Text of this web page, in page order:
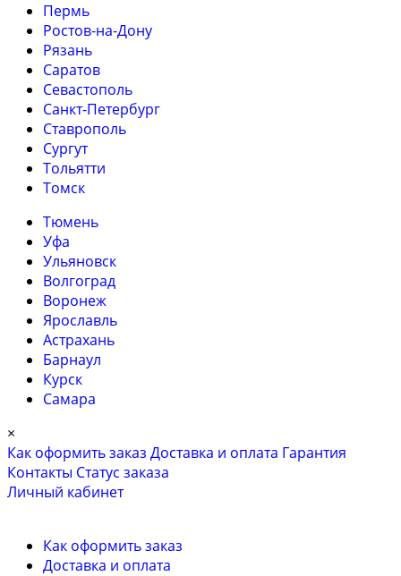
Пермь
Ростов-на-Дону
Рязань
Саратов
Севастополь
Санкт-Петербург
Ставрополь
Сургут
Тольятти
Томск
Тюмень
Уфа
Ульяновск
Волгоград
Воронеж
Ярославль
Астрахань
Барнаул
Курск
Самара
×
Как оформить заказ Доставка и оплата Гарантия
Контакты Cтатус заказа
Личный кабинет
Как оформить заказ
Доставка и оплата